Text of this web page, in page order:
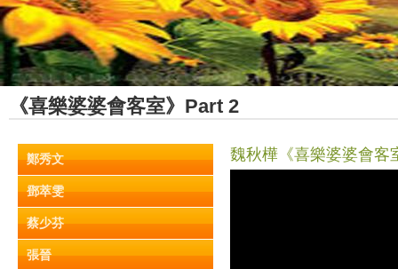
《喜樂婆婆會客室》Part 2
鄭秀文
鄧萃雯
蔡少芬
張晉
魏秋樺《喜樂婆婆會客